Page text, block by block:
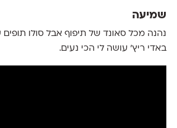
שמיעה
נהנה מכל סאונד של תיפוף אבל סולו תופים
באדי ריץ׳ עושה לי הכי נעים.